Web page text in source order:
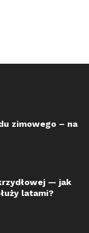
zimowego – na
— jak
latami?